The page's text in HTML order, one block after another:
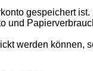
gespeichert ist.
und
werden können,